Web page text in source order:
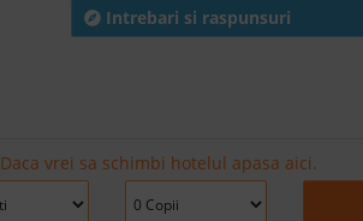
Intrebari si raspunsuri
Daca vrei sa schimbi hotelul apasa aici.